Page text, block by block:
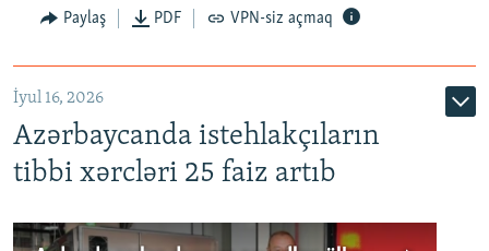
Paylaş PDF VPN-siz açmaq
İyul 16, 2026
Azərbaycanda istehlakçıların
tibbi xərcləri 25 faiz artıb